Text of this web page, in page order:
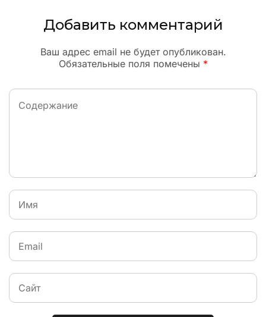
Добавить комментарий
Ваш адрес email не будет опубликован.
Обязательные поля помечены *